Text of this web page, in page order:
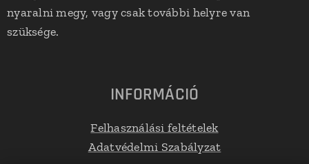
nyaralni megy, vagy csak további helyre van
szüksége.
INFORMÁCIÓ
Felhasználási feltételek
Adatvédelmi Szabályzat